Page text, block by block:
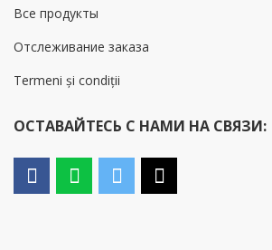
Все продукты
Отслеживание заказа
Termeni și condiții
ОСТАВАЙТЕСЬ С НАМИ НА СВЯЗИ: